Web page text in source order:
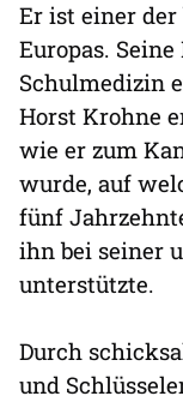
Er ist einer
Europas.
Schulmedizin
Horst Krohne
wie er zum
wurde, auf
fünf
ihn bei seiner
unterstützte.
Durch
und